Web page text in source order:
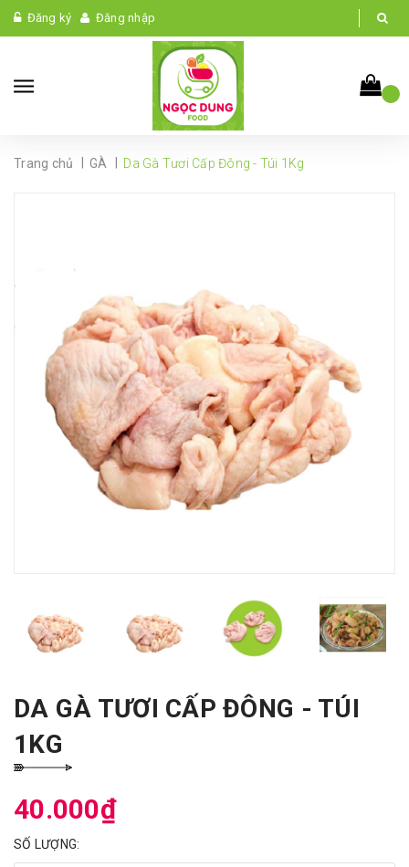
Đăng ký Đăng nhập
Trang chủ GÀ Da Gà Tươi Cấp Đông - Túi 1Kg
DA GÀ TƯƠI CẤP ĐÔNG - TÚI
1KG
40.000₫
SỐ LƯỢNG: